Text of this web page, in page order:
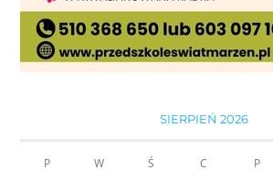
SIERPIEŃ 2026
P W Ś C P